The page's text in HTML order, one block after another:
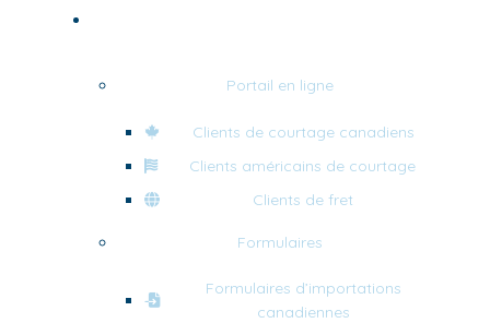
Portail en ligne
Clients de courtage canadiens
Clients américains de courtage
Clients de fret
Formulaires
Formulaires d’importations
canadiennes